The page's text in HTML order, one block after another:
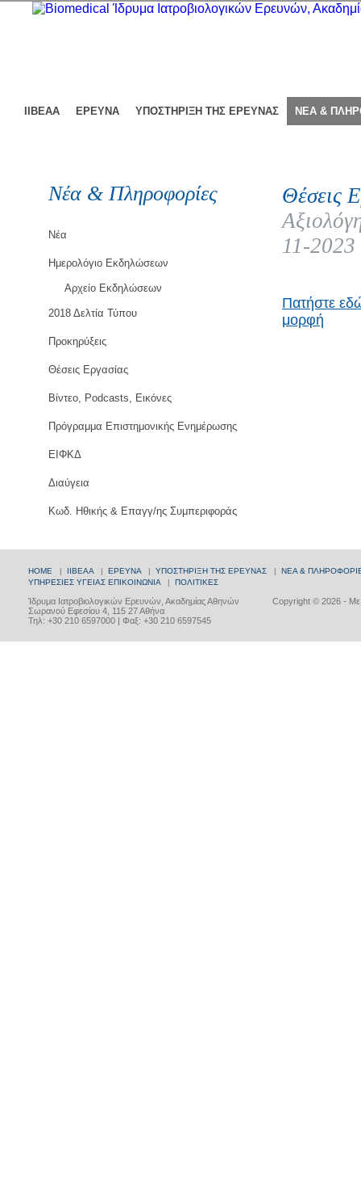
ΙΙΒΕΑΑ ΕΡΕΥΝΑ ΥΠΟΣΤΗΡΙΞΗ ΤΗΣ ΕΡΕΥΝΑΣ ΝΕΑ &
Νέα & Πληροφορίες
Νέα
Ημερολόγιο Εκδηλώσεων
Αρχείο Εκδηλώσεων
2018 Δελτία Τύπου
Προκηρύξεις
Θέσεις Εργασίας
Βίντεο, Podcasts, Εικόνες
Πρόγραμμα Επιστημονικής Ενημέρωσης
ΕΙΦΚΔ
Διαύγεια
Κωδ. Ηθικής & Επαγγ/ης Συμπεριφοράς
Θέσεις
11-2023
Πατήστε
μορφή
HOME | ΙΙΒΕΑΑ | ΕΡΕΥΝΑ | ΥΠΟΣΤΗΡΙΞΗ ΤΗΣ ΕΡΕΥΝΑΣ | ΝΕΑ &
ΥΠΗΡΕΣΙΕΣ ΥΓΕΙΑΣ ΕΠΙΚΟΙΝΩΝΙΑ | ΠΟΛΙΤΙΚΕΣ
Copyright © 2026 - Με
Ίδρυμα Ιατροβιολογικών Ερευνών, Ακαδημίας Αθηνών
Σωρανού Εφεσίου 4, 115 27 Αθήνα
Τηλ: +30 210 6597000 | Φαξ: +30 210 6597545